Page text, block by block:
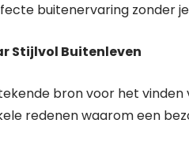
buitenervaring zonder
Stijlvol Buitenleven
bron voor het
redenen waarom een